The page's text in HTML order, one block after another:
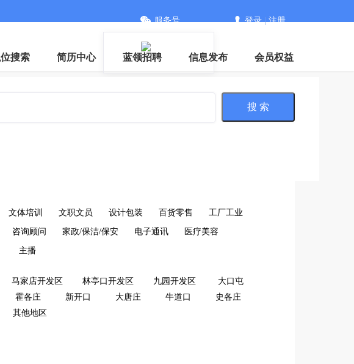
服务号 登录|注册
搜索 简历中心 蓝领招聘 信息发布 会员权益
搜 索
文体培训 文职文员 设计包装 百货零售 工厂工业
咨询顾问 家政/保洁/保安 电子通讯 医疗美容
主播
马家店开发区 林亭口开发区 九园开发区
大口屯
霍各庄 新开口 大唐庄 牛道口
史各庄
其他地区